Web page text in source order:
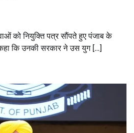
को नियुक्ति पत्र सौंपते हुए पंजाब के
कि उनकी सरकार ने उस युग […]